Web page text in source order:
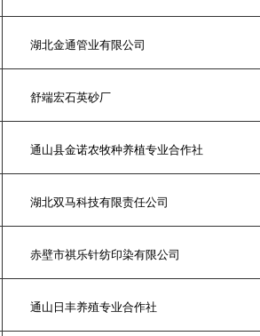
湖北金通管业有限公司
舒端宏石英砂厂
通山县金诺农牧种养植专业合作社
湖北双马科技有限责任公司
赤壁市祺乐针纺印染有限公司
通山日丰养殖专业合作社